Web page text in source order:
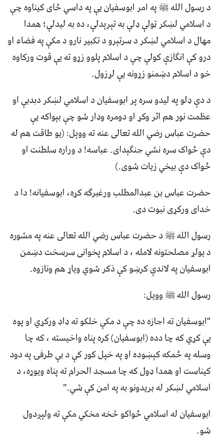
د رسول الله ﷺ په امر ابوسفيان يې په داسي ځاى کيناوه چې
د اسلامي لښکر ټولې ډلې به تېرېدلې، ده به ليدلې؛ همدا
مهال د اسلامي لښکر د سرتېرو د تکبير نارو د مکې په فضاء او
درو کې انګازې کولې چې د اسلام پلوو زړو ته يې قوت ورکاوه
خو د اسلام دښمنو زړونه يې لړزول.
د دې ډلو په ليدو سره پر ابوسفيان د اسلامي لښکر دبدبې او
عظمت نور هم اثر وکړ او دومره وډار شو چې بېواکه يې
حضرت عباس رضي الله تعالى عنه ته ووېل: (يو طاقت هم له
دې ځواک سره نشي جنګېداى. عباسه! د وراره سلطنت او
ځواک دې بيخي زيات شوى.)
حضرت عباس بن عبدالمطلب ورغبرګه کړه، ابوسفيانه! دا د
خداى ورکړى نبوت دى.
رسول الله ﷺ د حضرت عباس رضي الله تعالى عنه په مشوره
د يولړ مصلحتونه لامله ، د اسلام پخوانى سرسخت دښمن
ابوسفيان په لاندې کرښو کې ذکر شوي وياړ هم ونازوه.
رسول الله ﷺ وويل:
“ابوسفيان ته اجازه ده چې د مکې خلکو ته ډاډ ورکړي او پوه
يې کړي که چا دده (ابوسفيان) کره پناه واخيسته ، که چا
وسله په ځمکه کېښوده او په خپل کور کې د بې طرفۍ په دود
کيناست او همدا ډول که چا مسجد الحرام ته پناه ويوړه، د
اسلامي لښکر له بريدونو به په امن کې شي.”
ابوسفيان له اسلامي ځواکو څخه مخکي مکې ته ولېږدول
شو.